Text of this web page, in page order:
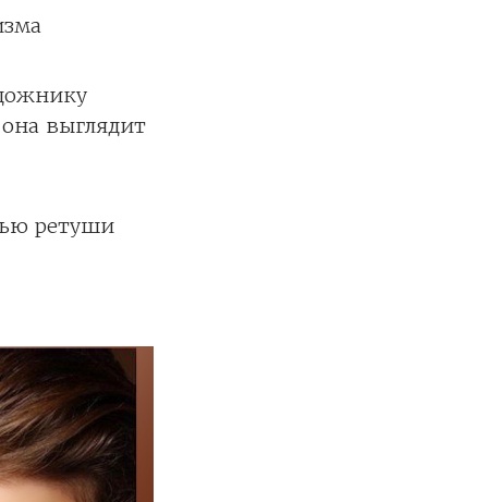
выглядит
ретуши